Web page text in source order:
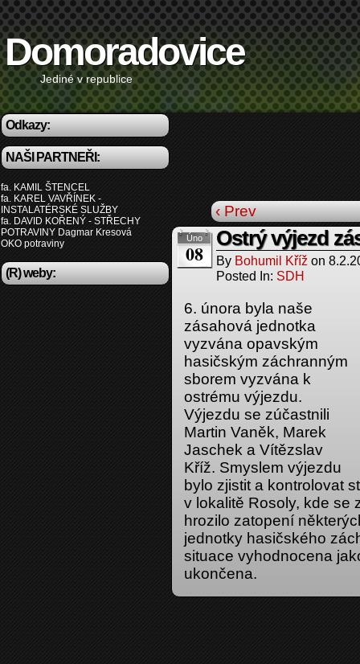
Domoradovice
Jediné v republice
Odkazy:
NAŠI PARTNEŘI:
fa. KAMIL ŠTENCEL
fa. KAREL VAVŘÍNEK -
INSTALATÉRSKÉ SLUŽBY
fa. DAVID KOŘENÝ - STŘECHY
POTRAVINY Dagmar Kresová
OKO potraviny
(R) weby:
‹ Prev
Úno
08
Ostrý výjezd
By Bohumil Kříž on
Posted In: SDH
6. února byla naše
zásahová jednotka
vyzvána opavským
hasičským záchranným
sborem vyzvána k
ostrému výjezdu.
Výjezdu se zúčastnili
Martin Vaněk, Marek
Jaschek a Vítězslav
Kříž. Smyslem výjezdu
bylo zjistit a kontrolovat
v lokalitě Rosoly, kde se
hrozilo zatopení
jednotky hasičského
situace vyhodnocena
ukončena.